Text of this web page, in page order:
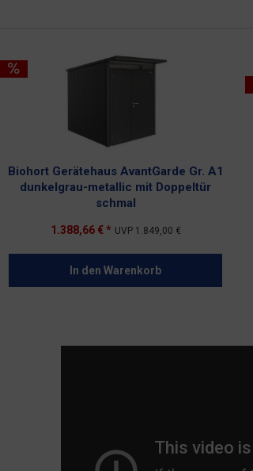
Biohort Gerätehaus AvantGarde Gr. A1
dunkelgrau-metallic mit Doppeltür
schmal
1.388,66 € * UVP 1.849,00 €
In den Warenkorb